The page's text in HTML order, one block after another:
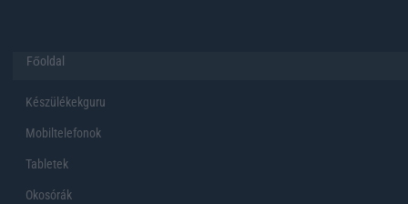
Főoldal
Készülékekguru
Mobiltelefonok
Tabletek
Okosórák